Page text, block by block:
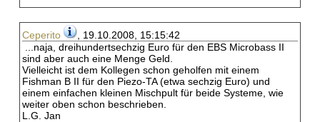
Ceperito
, 19.10.2008, 15:15:42
...naja, dreihundertsechzig Euro für den EBS Microbass II
sind aber auch eine Menge Geld.
Vielleicht ist dem Kollegen schon geholfen mit einem
Fishman B II für den Piezo-TA (etwa sechzig Euro) und
einem einfachen kleinen Mischpult für beide Systeme, wie
weiter oben schon beschrieben.
L.G. Jan